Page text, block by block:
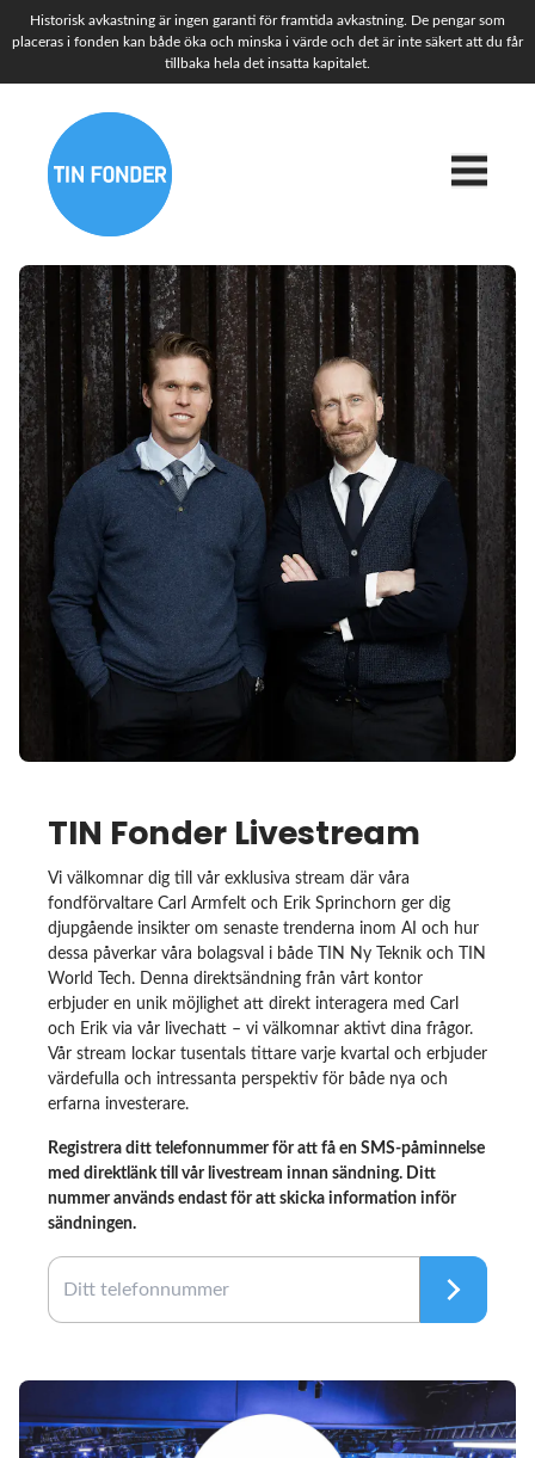
Historisk avkastning är ingen garanti för framtida avkastning. De pengar som
placeras i fonden kan både öka och minska i värde och det är inte säkert att du får
tillbaka hela det insatta kapitalet.
TIN Fonder Livestream
Vi välkomnar dig till vår exklusiva stream där våra
fondförvaltare Carl Armfelt och Erik Sprinchorn ger dig
djupgående insikter om senaste trenderna inom AI och hur
dessa påverkar våra bolagsval i både TIN Ny Teknik och TIN
World Tech. Denna direktsändning från vårt kontor
erbjuder en unik möjlighet att direkt interagera med Carl
och Erik via vår livechatt – vi välkomnar aktivt dina frågor.
Vår stream lockar tusentals tittare varje kvartal och erbjuder
värdefulla och intressanta perspektiv för både nya och
erfarna investerare.
Registrera ditt telefonnummer för att få en SMS-påminnelse
med direktlänk till vår livestream innan sändning. Ditt
nummer används endast för att skicka information inför
sändningen.